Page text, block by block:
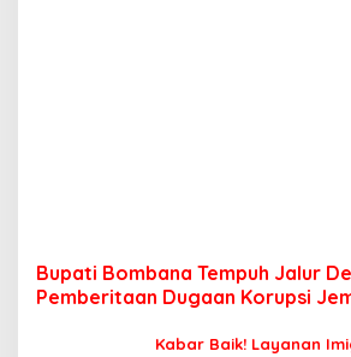
Bupati Bombana Tempuh Jalur
Pemberitaan Dugaan Korupsi
Kabar Baik! Layanan